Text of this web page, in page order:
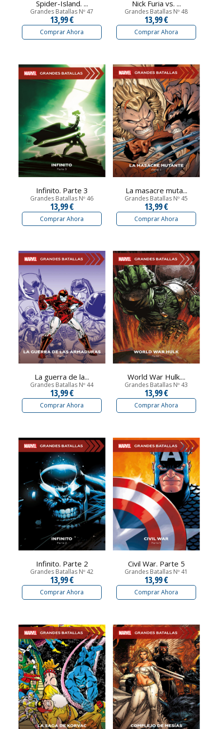
Spider-Island. ...
Grandes Batallas Nº 47
13,99 €
Comprar Ahora
Nick Furia vs. ...
Grandes Batallas Nº 48
13,99 €
Comprar Ahora
Infinito. Parte 3
Grandes Batallas Nº 46
13,99 €
Comprar Ahora
La masacre muta...
Grandes Batallas Nº 45
13,99 €
Comprar Ahora
La guerra de la...
Grandes Batallas Nº 44
13,99 €
Comprar Ahora
World War Hulk....
Grandes Batallas Nº 43
13,99 €
Comprar Ahora
Infinito. Parte 2
Grandes Batallas Nº 42
13,99 €
Comprar Ahora
Civil War. Parte 5
Grandes Batallas Nº 41
13,99 €
Comprar Ahora